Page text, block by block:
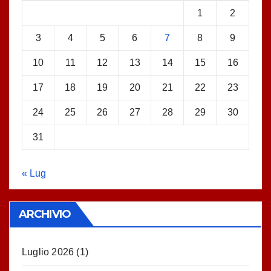
1 2
3 4 5 6 7 8 9
10 11 12 13 14 15 16
17 18 19 20 21 22 23
24 25 26 27 28 29 30
31
« Lug
ARCHIVIO
Luglio 2026 (1)